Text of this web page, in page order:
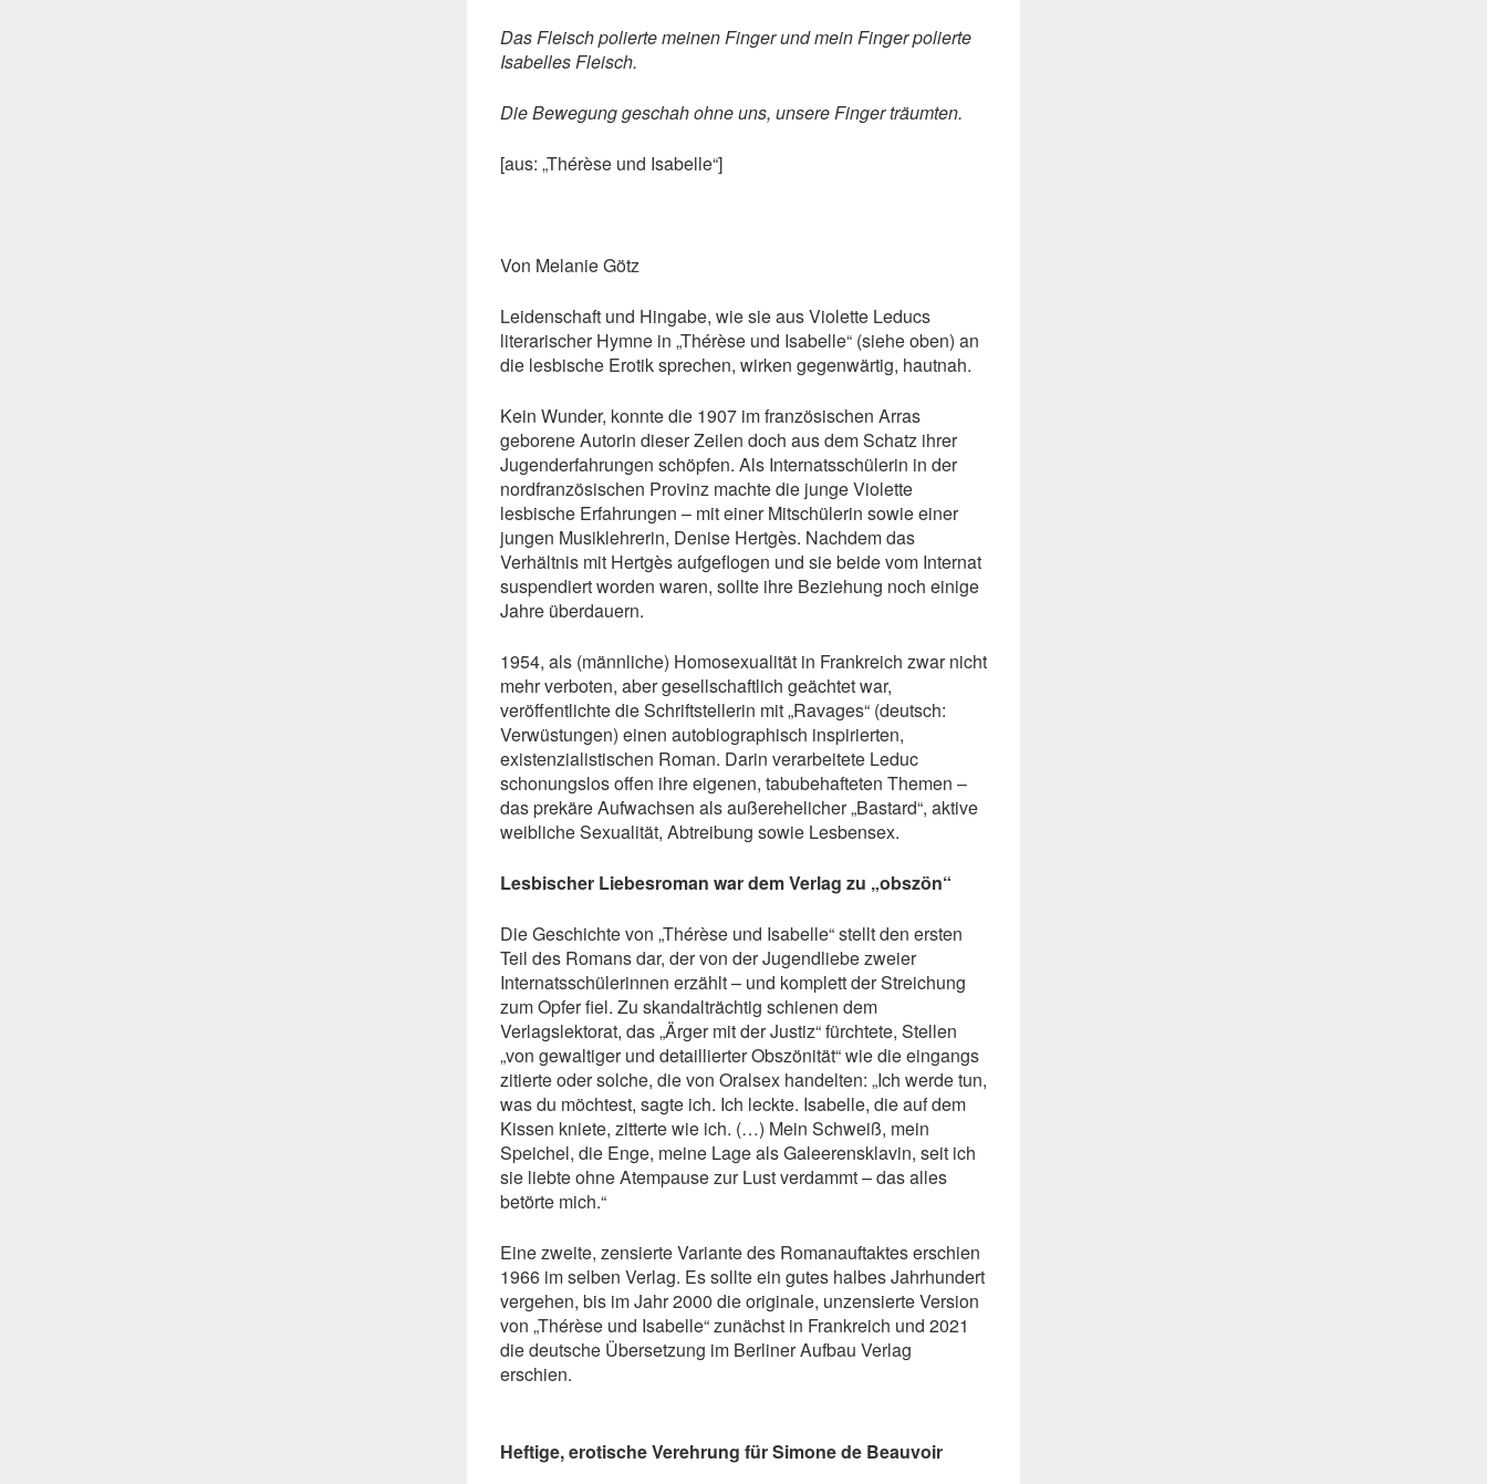
Das Fleisch polierte meinen Finger und mein Finger polierte
Isabelles Fleisch.
Die Bewegung geschah ohne uns, unsere Finger träumten.
[aus: „Thérèse und Isabelle“]
Von Melanie Götz
Leidenschaft und Hingabe, wie sie aus Violette Leducs
literarischer Hymne in „Thérèse und Isabelle“ (siehe oben) an
die lesbische Erotik sprechen, wirken gegenwärtig, hautnah.
Kein Wunder, konnte die 1907 im französischen Arras
geborene Autorin dieser Zeilen doch aus dem Schatz ihrer
Jugenderfahrungen schöpfen. Als Internatsschülerin in der
nordfranzösischen Provinz machte die junge Violette
lesbische Erfahrungen – mit einer Mitschülerin sowie einer
jungen Musiklehrerin, Denise Hertgès. Nachdem das
Verhältnis mit Hertgès aufgeflogen und sie beide vom Internat
suspendiert worden waren, sollte ihre Beziehung noch einige
Jahre überdauern.
1954, als (männliche) Homosexualität in Frankreich zwar nicht
mehr verboten, aber gesellschaftlich geächtet war,
veröffentlichte die Schriftstellerin mit „Ravages“ (deutsch:
Verwüstungen) einen autobiographisch inspirierten,
existenzialistischen Roman. Darin verarbeitete Leduc
schonungslos offen ihre eigenen, tabubehafteten Themen –
das prekäre Aufwachsen als außerehelicher „Bastard“, aktive
weibliche Sexualität, Abtreibung sowie Lesbensex.
Lesbischer Liebesroman war dem Verlag zu „obszön“
Die Geschichte von „Thérèse und Isabelle“ stellt den ersten
Teil des Romans dar, der von der Jugendliebe zweier
Internatsschülerinnen erzählt – und komplett der Streichung
zum Opfer fiel. Zu skandalträchtig schienen dem
Verlagslektorat, das „Ärger mit der Justiz“ fürchtete, Stellen
„von gewaltiger und detaillierter Obszönität“ wie die eingangs
zitierte oder solche, die von Oralsex handelten: „Ich werde tun,
was du möchtest, sagte ich. Ich leckte. Isabelle, die auf dem
Kissen kniete, zitterte wie ich. (…) Mein Schweiß, mein
Speichel, die Enge, meine Lage als Galeerensklavin, seit ich
sie liebte ohne Atempause zur Lust verdammt – das alles
betörte mich.“
Eine zweite, zensierte Variante des Romanauftaktes erschien
1966 im selben Verlag. Es sollte ein gutes halbes Jahrhundert
vergehen, bis im Jahr 2000 die originale, unzensierte Version
von „Thérèse und Isabelle“ zunächst in Frankreich und 2021
die deutsche Übersetzung im Berliner Aufbau Verlag
erschien.
Heftige, erotische Verehrung für Simone de Beauvoir